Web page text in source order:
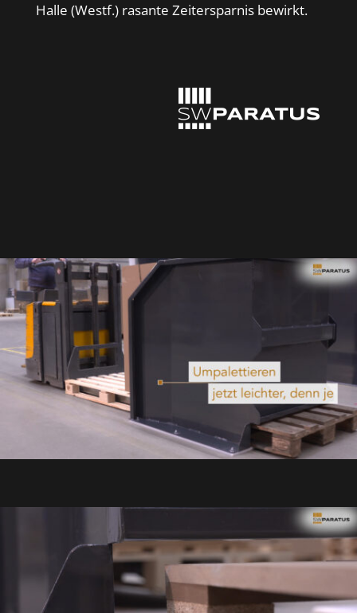
Halle (Westf.) rasante Zeitersparnis bewirkt.